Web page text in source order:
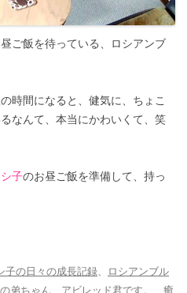
ご飯を待っている、ロシアンブ
時間になると、健気に、ちょこ
なんて、本当にかわいくて、笑
シ子のお昼ご飯を準備して、持っ
子の日々の成長記録、
ロシアンブル
弟ちゃん、アビレッド君です。 癒